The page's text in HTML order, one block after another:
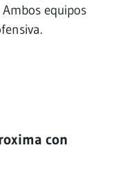
equipos
con